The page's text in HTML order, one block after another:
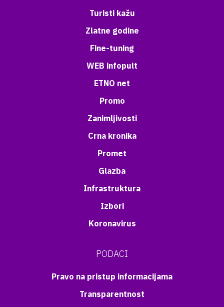
Turisti kažu
Zlatne godine
Fine-tuning
WEB infopult
ETNO net
Promo
Zanimljivosti
Crna kronika
Promet
Glazba
Infrastruktura
Izbori
Koronavirus
PODACI
Pravo na pristup informacijama
Transparentnost